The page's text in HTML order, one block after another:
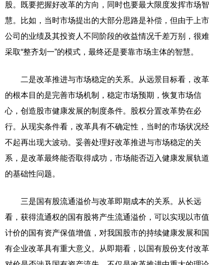
股。既要把握好改革的方向，同时也要最大限度发挥市场智
慧。比如，当时市场提出的大部分思路是补偿，但由于上市
公司的业绩及其投资人不同阶段的收益情况千差万别，很难
采取“整齐划一”的模式，最终还是要靠市场主体的智慧。
二是改革推进与市场稳定的关系。从远景目标看，改革
的根本目的是完善市场机制，稳定市场预期，恢复市场信
心，创造股市健康发展的制度条件。股权分置改革势在必
行。从现实条件看，改革具有不确定性，当时的市场状况经
不起再出现大波动。妥善处理好改革推进与市场稳定的关
系，是改革最终能否取得成功，市场能否迈入健康发展轨道
的基础性问题。
三是国有股流通溢价与改革即期成本的关系。从长远
看，获得流通权的国有股将产生流通溢价，可以实现以市值
计价的国有资产保值增值，对我国股市的持续健康发展和国
有企业改革具有重大意义。从即期看，以国有股份支付改革